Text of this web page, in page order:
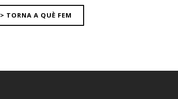
> TORNA A QUÈ FEM